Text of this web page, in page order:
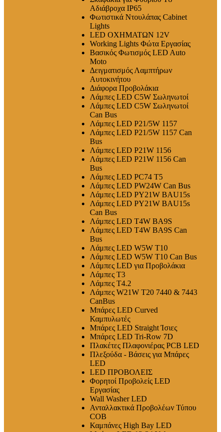
Αδιάβροχα IP65
Φωτιστικά Ντουλάπας Cabinet
Lights
LED ΟΧΗΜΑΤΩΝ 12V
Working Lights Φώτα Εργασίας
Βασικός Φωτισμός LED Auto
Moto
Δειγματισμός Λαμπτήρων
Αυτοκινήτου
Διάφορα Προβολάκια
Λάμπες LED C5W Σωληνωτοί
Λάμπες LED C5W Σωληνωτοί
Can Bus
Λάμπες LED P21/5W 1157
Λάμπες LED P21/5W 1157 Can
Bus
Λάμπες LED P21W 1156
Λάμπες LED P21W 1156 Can
Bus
Λάμπες LED PC74 T5
Λάμπες LED PW24W Can Bus
Λάμπες LED PY21W BAU15s
Λάμπες LED PY21W BAU15s
Can Bus
Λάμπες LED T4W BA9S
Λάμπες LED T4W BA9S Can
Bus
Λάμπες LED W5W T10
Λάμπες LED W5W T10 Can Bus
Λάμπες LED για Προβολάκια
Λάμπες T3
Λάμπες T4.2
Λάμπες W21W T20 7440 & 7443
CanBus
Μπάρες LED Curved
Καμπυλωτές
Μπάρες LED Straight Ίσιες
Μπάρες LED Tri-Row 7D
Πλακέτες Πλαφονιέρας PCB LED
Πλεξούδα - Βάσεις για Μπάρες
LED
LED ΠΡΟΒΟΛΕΙΣ
Φορητοί Προβολείς LED
Εργασίας
Wall Washer LED
Ανταλλακτικά Προβολέων Τύπου
COB
Καμπάνες High Bay LED